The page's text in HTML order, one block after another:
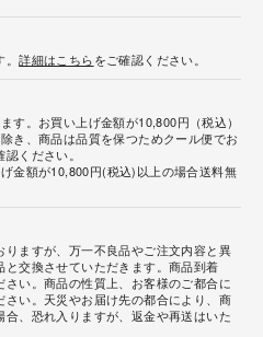
。詳細はこちらをご確認ください。
す。お買い上げ金額が10,800円（税込）
き、商品は品質を保つためクール便でお
認ください。
金額が10,800円(税込)以上の場合送料無
ますが、万一不良品やご注文内容と異
交換させていただきます。商品到着
い。商品の性質上、お客様のご都合に
い。天災やお届け先の都合により、商
、恐れ入りますが、返金や再送はいた